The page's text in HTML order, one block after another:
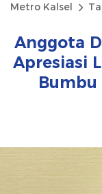
Metro Kalsel
Anggota
Apresiasi
Bumbu